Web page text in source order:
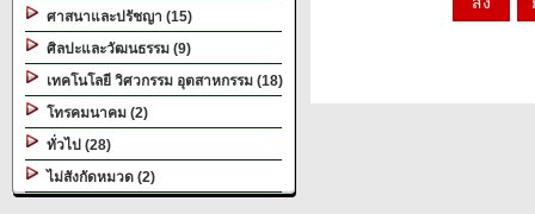
ศาสนาและปรัชญา (15)
ศิลปะและวัฒนธรรม (9)
เทคโนโลยี วิศวกรรม อุตสาหกรรม (18)
โทรคมนาคม (2)
ทั่วไป (28)
ไม่สังกัดหมวด (2)